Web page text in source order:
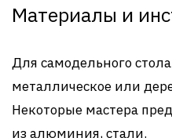
Материалы и
Для самодельного
металлическое или
Некоторые мастера
из алюминия, стали.